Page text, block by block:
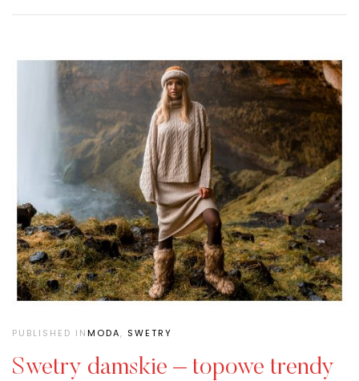
PUBLISHED INMODA, SWETRY
Swetry damskie – topowe trendy